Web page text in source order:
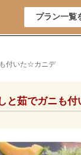
プラン一覧
付いた☆カニデ
と茹でガニも